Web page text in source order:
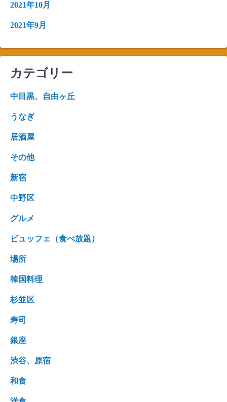
2021年10月
2021年9月
カテゴリー
中目黒、自由ヶ丘
うなぎ
居酒屋
その他
新宿
中野区
グルメ
ビュッフェ（食べ放題）
場所
韓国料理
杉並区
寿司
銀座
渋谷、原宿
和食